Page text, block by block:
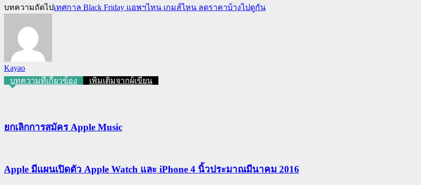
บทความถัดไปเทศกาล Black Friday แอพฯไหน เกมส์ไหน ลดราคาบ้างไปดูกัน
Kayao
บทความที่เกี่ยวข้อง
เพิ่มเติมจากผู้เขียน
ยกเลิกการสมัคร Apple Music
Apple มีแผนเปิดตัว Apple Watch และ iPhone 4 นิ้วประมาณมีนาคม 2016